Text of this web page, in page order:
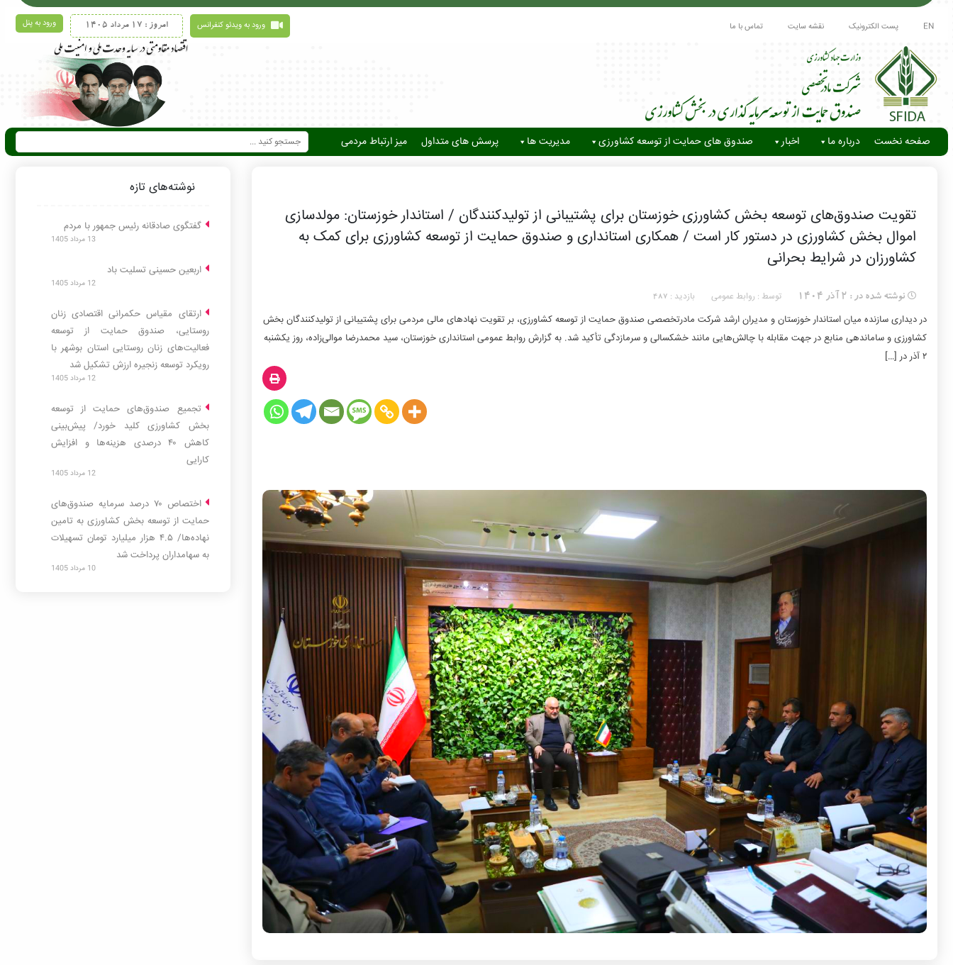
EN پست الکترونیک نقشه سایت تماس با ما ورود به پنل امروز : 17 مرداد 1405 ورود به ویدئو کنفرانس
صفحه نخست درباره ما اخبار صندوق های حمایت از توسعه کشاورزی مدیریت ها پرسش های متداول میز ارتباط مردمی
تقویت صندوق‌های توسعه بخش کشاورزی خوزستان برای پشتیبانی از تولیدکنندگان / استاندار خوزستان: مولدسازی
اموال بخش کشاورزی در دستور کار است / همکاری استانداری و صندوق حمایت از توسعه کشاورزی برای کمک به
کشاورزان در شرایط بحرانی
نوشته شده در : 2 آذر 1404 توسط : روابط عمومی بازدید : 487
در دیداری سازنده میان استاندار خوزستان و مدیران ارشد شرکت مادرتخصصی صندوق حمایت از توسعه کشاورزی، بر تقویت نهادهای مالی مردمی برای پشتیبانی از تولیدکنندگان بخش
کشاورزی و ساماندهی منابع در جهت مقابله با چالش‌هایی مانند خشکسالی و سرمازدگی تأکید شد. به گزارش روابط عمومی استانداری خوزستان، سید محمدرضا موالی‌زاده، روز یکشنبه
۲ آذر در […]
نوشته‌های تازه
گفتگوی صادقانه رئیس جمهور با مردم
13 مرداد 1405
اربعین حسینی تسلیت باد
12 مرداد 1405
ارتقای مقیاس حکمرانی اقتصادی زنان
روستایی، صندوق حمایت از توسعه
فعالیت‌های زنان روستایی استان بوشهر با
رویکرد توسعه زنجیره ارزش تشکیل شد
12 مرداد 1405
تجمیع صندوق‌های حمایت از توسعه
بخش کشاورزی کلید خورد/ پیش‌بینی
کاهش ۴۰ درصدی هزینه‌ها و افزایش
کارایی
12 مرداد 1405
اختصاص ۷۰ درصد سرمایه صندوق‌های
حمایت از توسعه بخش کشاورزی به تامین
نهاده‌ها/ ۴.۵ هزار میلیارد تومان تسهیلات
به سهامداران پرداخت شد
10 مرداد 1405